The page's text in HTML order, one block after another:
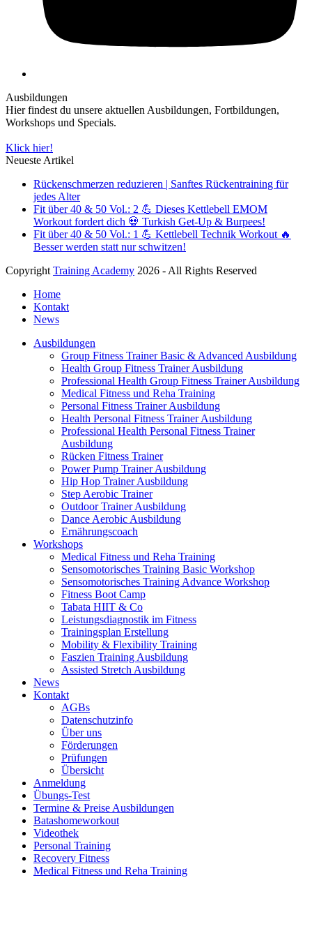
Ausbildungen
Hier findest du unsere aktuellen Ausbildungen, Fortbildungen,
Workshops und Specials.
Klick hier!
Neueste Artikel
Rückenschmerzen reduzieren | Sanftes Rückentraining für
jedes Alter
Fit über 40 & 50 Vol.: 2 💪 Dieses Kettlebell EMOM
Workout fordert dich 💀 Turkish Get-Up & Burpees!
Fit über 40 & 50 Vol.: 1 💪 Kettlebell Technik Workout 🔥
Besser werden statt nur schwitzen!
Copyright Training Academy 2026 - All Rights Reserved
Home
Kontakt
News
Ausbildungen
Group Fitness Trainer Basic & Advanced Ausbildung
Health Group Fitness Trainer Ausbildung
Professional Health Group Fitness Trainer Ausbildung
Medical Fitness und Reha Training
Personal Fitness Trainer Ausbildung
Health Personal Fitness Trainer Ausbildung
Professional Health Personal Fitness Trainer
Ausbildung
Rücken Fitness Trainer
Power Pump Trainer Ausbildung
Hip Hop Trainer Ausbildung
Step Aerobic Trainer
Outdoor Trainer Ausbildung
Dance Aerobic Ausbildung
Ernährungscoach
Workshops
Medical Fitness und Reha Training
Sensomotorisches Training Basic Workshop
Sensomotorisches Training Advance Workshop
Fitness Boot Camp
Tabata HIIT & Co
Leistungsdiagnostik im Fitness
Trainingsplan Erstellung
Mobility & Flexibility Training
Faszien Training Ausbildung
Assisted Stretch Ausbildung
News
Kontakt
AGBs
Datenschutzinfo
Über uns
Förderungen
Prüfungen
Übersicht
Anmeldung
Übungs-Test
Termine & Preise Ausbildungen
Batashomeworkout
Videothek
Personal Training
Recovery Fitness
Medical Fitness und Reha Training